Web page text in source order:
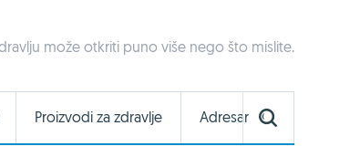
može otkriti puno više nego što mislite.
Proizvodi za zdravlje Adresar